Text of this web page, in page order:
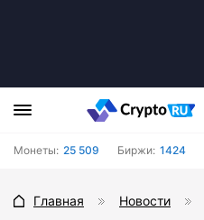
Монеты: 25 509 Биржи: 1424
Главная Новости